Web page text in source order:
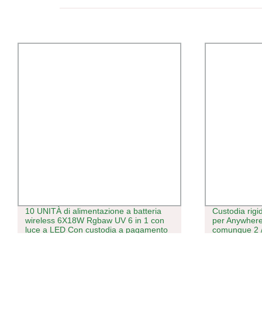
10 UNITÀ di alimentazione a batteria
wireless 6X18W Rgbaw UV 6 in 1 con
luce a LED Con custodia a pagamento
Custodia
per
comunque 2